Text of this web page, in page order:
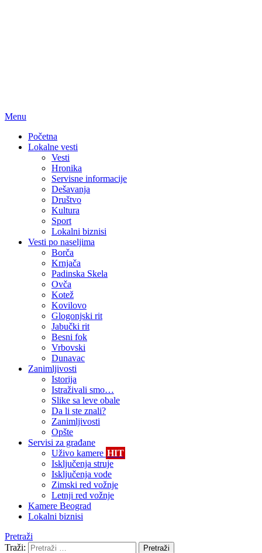
Menu
Početna
Lokalne vesti
Vesti
Hronika
Servisne informacije
Dešavanja
Društvo
Kultura
Sport
Lokalni biznisi
Vesti po naseljima
Borča
Krnjača
Padinska Skela
Ovča
Kotež
Kovilovo
Glogonjski rit
Jabučki rit
Besni fok
Vrbovski
Dunavac
Zanimljivosti
Istorija
Istraživali smo…
Slike sa leve obale
Da li ste znali?
Zanimljivosti
Opšte
Servisi za građane
Uživo kamere HIT
Isključenja struje
Isključenja vode
Zimski red vožnje
Letnji red vožnje
Kamere Beograd
Lokalni biznisi
Pretraži
Traži:
Pretraži